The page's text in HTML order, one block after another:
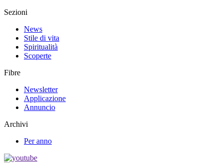
Sezioni
News
Stile di vita
Spiritualità
Scoperte
Fibre
Newsletter
Applicazione
Annuncio
Archivi
Per anno